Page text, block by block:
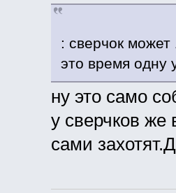
: сверчок
это время одну
ну это само
у сверчков же
сами